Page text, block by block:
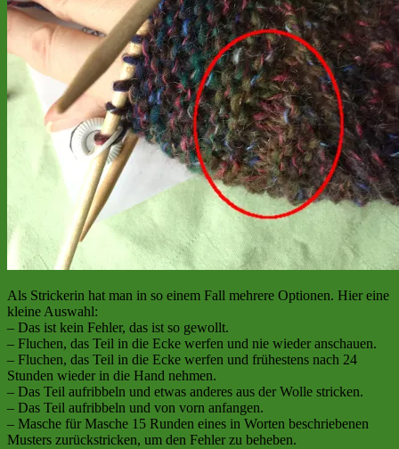
Als Strickerin hat man in so einem Fall mehrere Optionen. Hier eine
kleine Auswahl:
– Das ist kein Fehler, das ist so gewollt.
– Fluchen, das Teil in die Ecke werfen und nie wieder anschauen.
– Fluchen, das Teil in die Ecke werfen und frühestens nach 24
Stunden wieder in die Hand nehmen.
– Das Teil aufribbeln und etwas anderes aus der Wolle stricken.
– Das Teil aufribbeln und von vorn anfangen.
– Masche für Masche 15 Runden eines in Worten beschriebenen
Musters zurückstricken, um den Fehler zu beheben.